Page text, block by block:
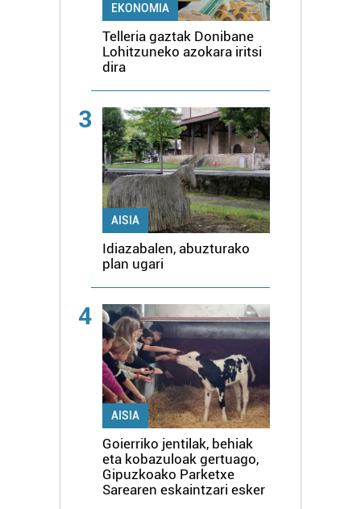
EKONOMIA
Telleria gaztak Donibane
Lohitzuneko azokara iritsi
dira
3
AISIA
Idiazabalen, abuzturako
plan ugari
4
AISIA
Goierriko jentilak, behiak
eta kobazuloak gertuago,
Gipuzkoako Parketxe
Sarearen eskaintzari esker